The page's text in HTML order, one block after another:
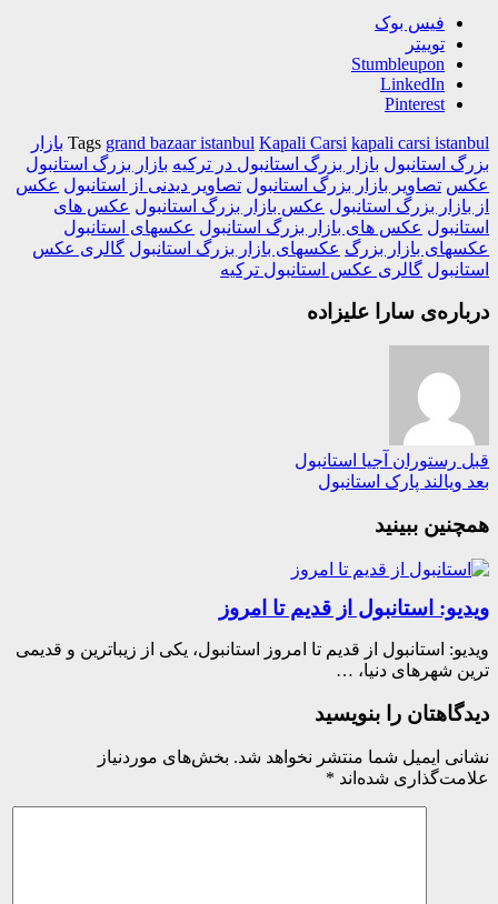
فیس بوک
توییتر
Stumbleupon
LinkedIn
Pinterest
Tagsgrand bazaar istanbul Kapali Carsi kapali carsi
بازار
استانبول بازار بزرگ استانبول در ترکیه بازار بزرگ استانبول
تصاویر بازار بزرگ استانبول تصاویر دیدنی از استانبول عکس
بزرگ استانبول عکس بازار بزرگ استانبول عکس های
عکس های بازار بزرگ استانبول عکسهای استانبول
بازار بزرگ عکسهای بازار بزرگ استانبول گالری عکس
گالری عکس استانبول ترکیه
سارا علیزاده
رستوران آجیا استانبول
پارک استانبول
ببینید
استانبول از قدیم تا امروز
استانبول از قدیم تا امروز استانبول، یکی از زیباترین و قدیمی
شهرهای دنیا، …
را بنویسید
ایمیل شما منتشر نخواهد شد. بخش‌های موردنیاز
شده‌اند*